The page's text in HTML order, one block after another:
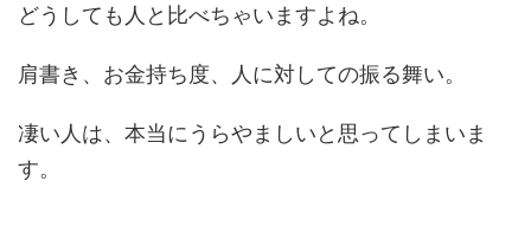
どうしても人と比べちゃいますよね。
肩書き、お金持ち度、人に対しての振る舞い。
凄い人は、本当にうらやましいと思ってしまいま
す。